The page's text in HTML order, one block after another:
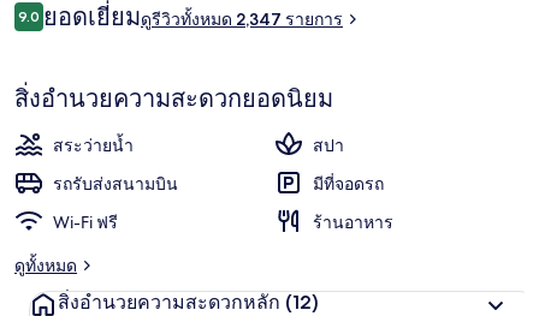
รีวิว
9.09.0 จาก 10
ยอดเยี่ยมดูรีวิวทั้งหมด 2,347 รายการ
สิ่งอำนวยความสะดวกยอดนิยม
สระว่ายน้ำ
สปา
รถรับส่งสนามบิน
มีที่จอดรถ
Wi-Fi ฟรี
ร้านอาหาร
ดูทั้งหมด
สิ่งอำนวยความสะดวกหลัก (12)